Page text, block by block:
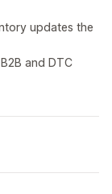
updates the
and DTC